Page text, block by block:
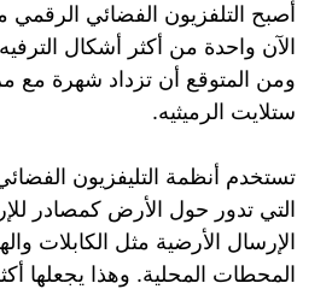
أصبح التلفزيون الفضائي الرقمي
الآن واحدة من أكثر أشكال
ومن المتوقع أن تزداد شهرة مع
ستلايت الرميثيه.
تستخدم أنظمة التليفزيون
التي تدور حول الأرض كمصادر
الإرسال الأرضية مثل الكابلات
المحطات المحلية. وهذا يجعلها